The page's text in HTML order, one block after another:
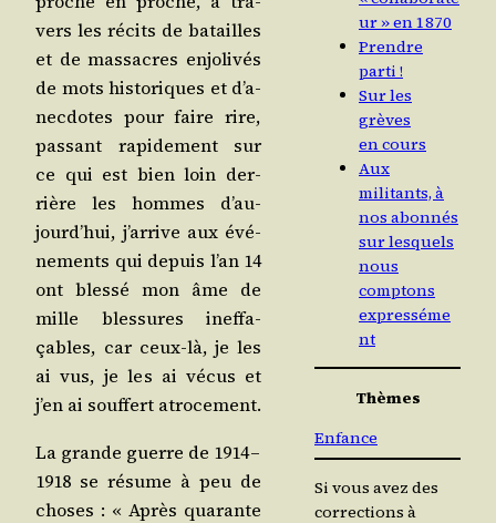
vers les récits de batailles
et de mas­sacres enjo­li­vés
de mots his­to­riques et d’a­
nec­dotes pour faire rire,
pas­sant rapi­de­ment sur
ce qui est bien loin der­
rière les hommes d’au­
jourd’­hui, j’ar­rive aux évé­
ne­ments qui depuis l’an 14
ont bles­sé mon âme de
mille bles­sures inef­fa­
çables, car ceux-là, je les
ai vus, je les ai vécus et
j’en ai souf­fert atrocement.
La grande guerre de 1914 –
1918 se résume à peu de
choses : « Après qua­rante
ur » en 1870
Prendre
parti !
Sur les
grèves
en cours
Aux
militants, à
nos abonnés
sur lesquels
nous
comptons
expresséme
nt
Thèmes
Enfance
Si vous avez des
corrections à